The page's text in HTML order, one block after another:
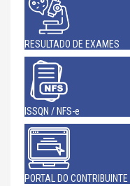
RESULTADO DE EXAMES
ISSQN / NFS-e
PORTAL DO CONTRIBUINTE